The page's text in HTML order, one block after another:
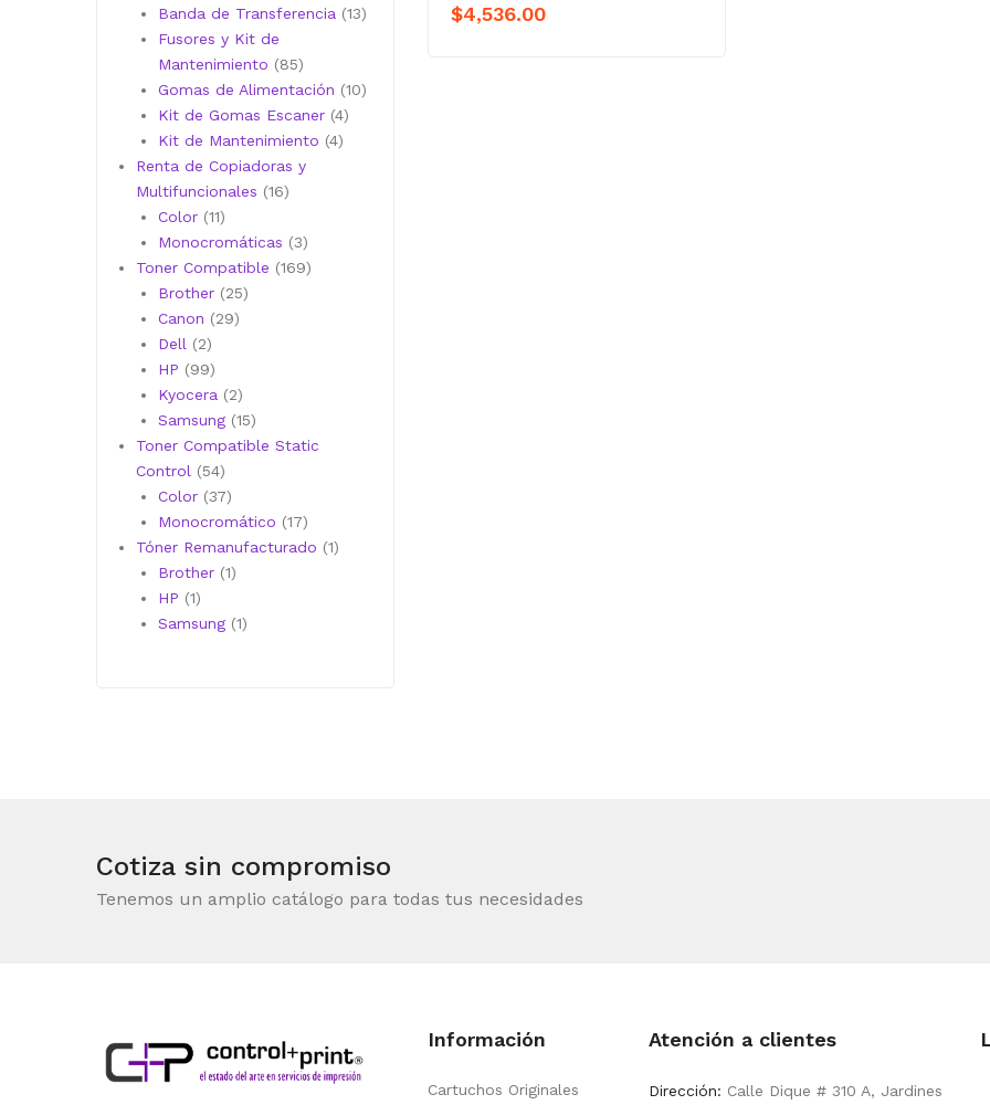
$4,536.00
productos
Banda de Transferencia 1313
Fusores y Kit de
Mantenimiento
8585
productos
Gomas de Alimentación 1010
Kit de Gomas Escaner 44
Kit de Mantenimiento 44
Renta de Copiadoras y
Multifuncionales
1616
Color 1111
productos
Monocromáticas 33
productos
Toner Compatible 169169
Brother 2525
Canon 2929
Dell 22
productos
HP 9999
productos
Kyocera 22
productos
Samsung 1515
productos
Toner Compatible Static
Control
5454
productos
Color 3737
productos
Monocromático 1717
productos
Tóner Remanufacturado 11
Brother 11
HP 11
producto
Samsung 11
Cotiza sin compromiso
Tenemos un amplio catálogo para todas tus necesidades
Información
Cartuchos Originales
Atención a clientes
Dirección: Calle Dique # 310 A, Jardines